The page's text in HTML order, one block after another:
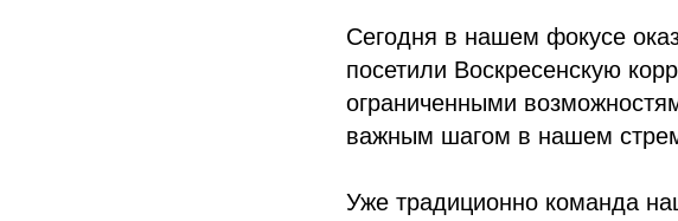
Сегодня в нашем фокусе
посетили Воскресенскую
ограниченными
важным шагом в нашем
Уже традиционно команда